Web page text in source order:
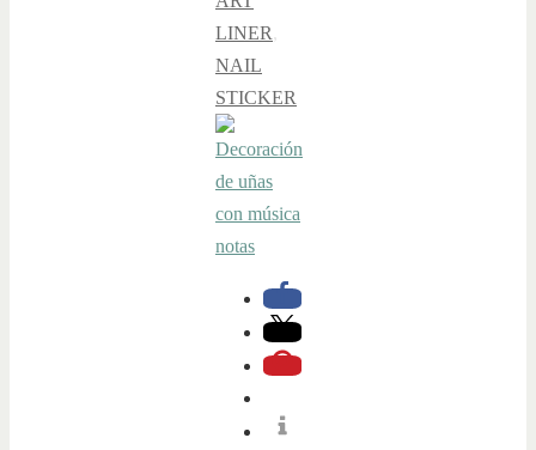
LINER,
NAIL
STICKER